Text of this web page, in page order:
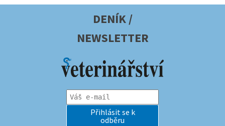
DENÍK /
NEWSLETTER
Přihlásit se k
odběru